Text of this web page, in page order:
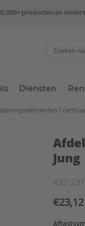
producten en
Diensten
/
Jung
4301231
€23,12